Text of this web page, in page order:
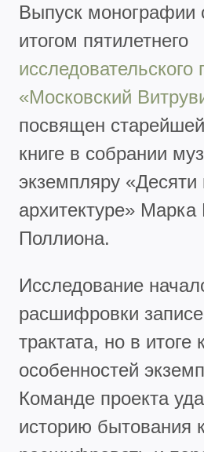
Выпуск монографии
итогом пятилетнего
исследовательского
«Московский
посвящен
книге в собрании
экземпляру «Десяти
архитектуре» Марка
Поллиона.
Исследование
расшифровки
трактата, но в итоге
особенностей
Команде проекта
историю бытования